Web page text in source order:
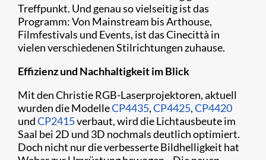
Treffpunkt. Und genau so vielseitig ist das
Programm: Von Mainstream bis Arthouse,
Filmfestivals und Events, ist das Cinecittà in
vielen verschiedenen Stilrichtungen zuhause.
Effizienz und Nachhaltigkeit im Blick
Mit den Christie RGB-Laserprojektoren, aktuell
wurden die ModelleCP4435,CP4425,CP4420
undCP2415verbaut, wird die Lichtausbeute im
Saal bei 2D und 3D nochmals deutlich optimiert.
Doch nicht nur die verbesserte Bildhelligkeit hat